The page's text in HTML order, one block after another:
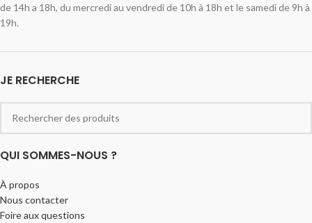
de 14h a 18h, du mercredi au vendredi de 10h à 18h et le samedi de 9h à
19h.
JE RECHERCHE
QUI SOMMES-NOUS ?
À propos
Nous contacter
Foire aux questions